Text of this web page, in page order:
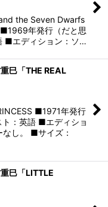
the Seven Dwarfs
年発行（だと思
■エディション：ソ…
巳「THE REAL
■1971年発行
ト：英語 ■エディショ
なし。 ■サイズ：
巳「LITTLE